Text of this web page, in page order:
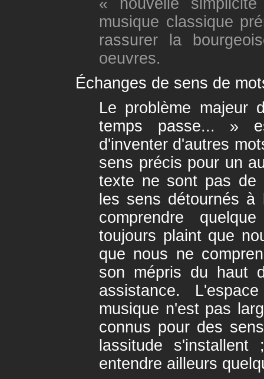
« nouvelle
musique classique
rassurer la
oeuvres.
Échanges de sens de
Le problème majeur
temps passe... »
d'inventer d'autres
sens précis pour un
texte ne sont pas de
les sens détournés
comprendre
toujours plaint que
que nous ne
son mépris du haut
assistance.
musique n'est pas
connus pour des
lassitude
entendre ailleurs